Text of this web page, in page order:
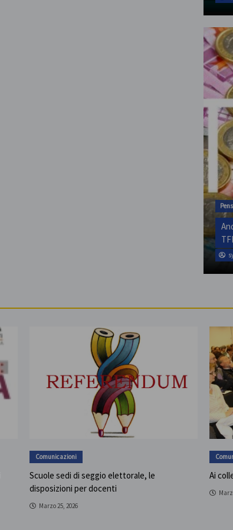
Comunicazioni
Scuole sedi di seggio elettorale, le
disposizioni per docenti
Marzo 25, 2026
Ai